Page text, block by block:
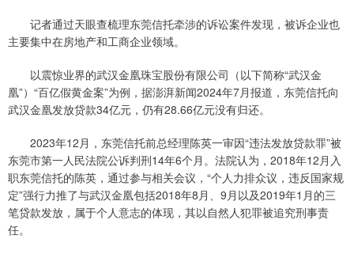
记者通过天眼查梳理东莞信托牵涉的诉讼案件发现，被诉企业也
主要集中在房地产和工商企业领域。
以震惊业界的武汉金凰珠宝股份有限公司（以下简称“武汉金
凰”）“百亿假黄金案”为例，据澎湃新闻2024年7月报道，东莞信托向
武汉金凰发放贷款34亿元，仍有28.66亿元没有归还。
2023年12月，东莞信托前总经理陈英一审因“违法发放贷款罪”被
东莞市第一人民法院公诉判刑14年6个月。法院认为，2018年12月入
职东莞信托的陈英，通过参与相关会议，“个人力排众议，违反国家规
定”强行力推了与武汉金凰包括2018年8月、9月以及2019年1月的三
笔贷款发放，属于个人意志的体现，其以自然人犯罪被追究刑事责
任。